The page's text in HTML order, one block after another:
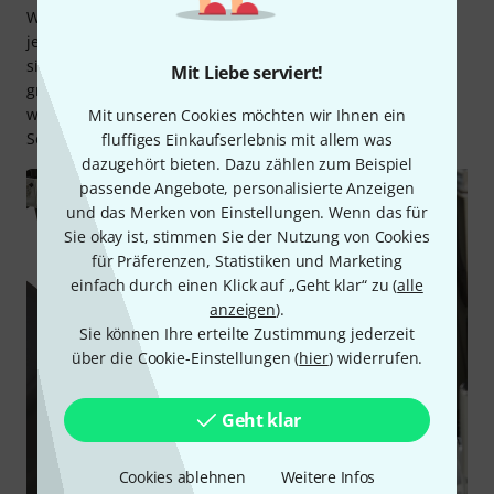
Mit Liebe serviert!
Mit unseren Cookies möchten wir Ihnen ein
fluffiges Einkaufserlebnis mit allem was
dazugehört bieten. Dazu zählen zum Beispiel
passende Angebote, personalisierte Anzeigen
und das Merken von Einstellungen. Wenn das für
Sie okay ist, stimmen Sie der Nutzung von Cookies
für Präferenzen, Statistiken und Marketing
einfach durch einen Klick auf „Geht klar“ zu (alle
anzeigen).
Sie können Ihre erteilte Zustimmung jederzeit
über die Cookie-Einstellungen (hier) widerrufen.
Geht klar
Cookies ablehnen Weitere Infos
Wappenlogos und der verchromten Hardware wertet es
jeden Raum optisch auf. Das Millenium Focus Junior Set
sieht nicht nur genauso professionell aus wie seine
größeren Brüder, es klingt auch genauso gut. Die Eltern
wird’s freuen – Töpfe, Pfannen und Schüsseln haben als
Schlagzeugersatz endlich ausgedient!